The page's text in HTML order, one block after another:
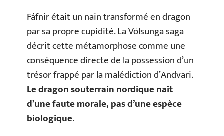
Fáfnir était un nain transformé en dragon
par sa propre cupidité. La Völsunga saga
décrit cette métamorphose comme une
conséquence directe de la possession d’un
trésor frappé par la malédiction d’Andvari.
Le dragon souterrain nordique naît
d’une faute morale, pas d’une espèce
biologique.